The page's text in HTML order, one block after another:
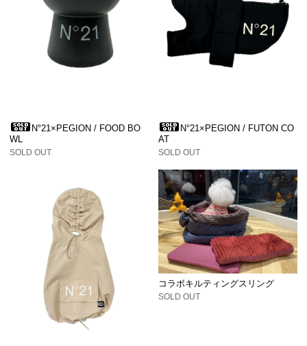
N°21×PEGION / FOOD BO
WL
SOLD OUT
N°21×PEGION / FUTON CO
AT
SOLD OUT
コラボキルティングスリング
SOLD OUT